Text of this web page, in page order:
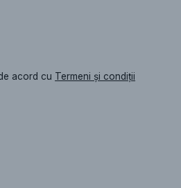
acord cu Termeni și condiții